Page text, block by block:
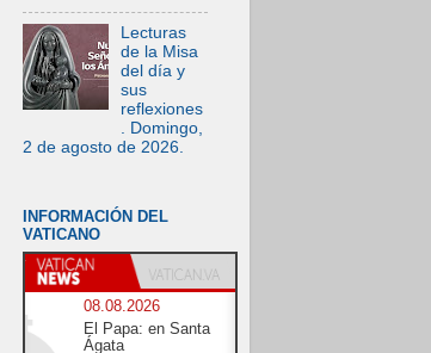
Lecturas
de la Misa
del día y
sus
reflexiones
. Domingo,
2 de agosto de 2026.
INFORMACIÓN DEL
VATICANO
08.08.2026
El Papa: en Santa
Ágata